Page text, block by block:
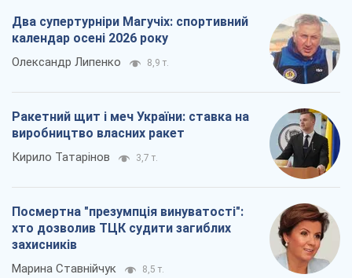
Два супертурніри Магучіх: спортивний
календар осені 2026 року
Олександр Липенко 8,9 т.
Ракетний щит і меч України: ставка на
виробництво власних ракет
Кирило Татарінов 3,7 т.
Посмертна "презумпція винуватості":
хто дозволив ТЦК судити загиблих
захисників
Марина Ставнійчук 8,5 т.